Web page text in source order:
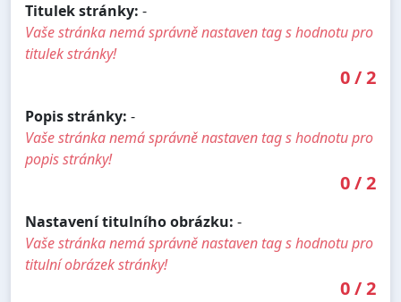
Titulek stránky: -
Vaše stránka nemá správně nastaven tag s hodnotu pro
titulek stránky!
0/2
Popis stránky: -
Vaše stránka nemá správně nastaven tag s hodnotu pro
popis stránky!
0/2
Nastavení titulního obrázku: -
Vaše stránka nemá správně nastaven tag s hodnotu pro
titulní obrázek stránky!
0/2